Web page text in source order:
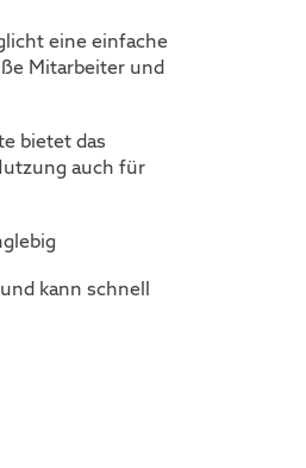
eine einfache
Mitarbeiter und
bietet das
auch für
kann schnell